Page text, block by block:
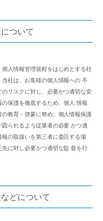
ついて
人情報管理規程をはじめとする社
社は、お客様の個人情報への 不
リスクに対し、必要かつ適切な安
保護を徹底するため、個人 情報
教育・啓蒙に努め、個人情報保護
られるよう従業者の必要 かつ適
の取扱いを第三者に委託する場
に対し必要かつ適切な監 督を行
どについて